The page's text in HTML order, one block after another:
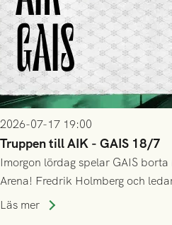
2026-07-17 19:00
Truppen till AIK - GAIS 18/7
Imorgon lördag spelar GAIS
Arena! Fredrik Holmberg och
trupp till matchen:
Läs mer